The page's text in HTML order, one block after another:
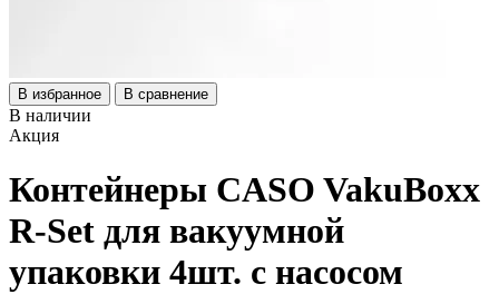
В избранное В сравнение
В наличии
Акция
Контейнеры CASO VakuBoxx
R-Set для вакуумной
упаковки 4шт. с насосом